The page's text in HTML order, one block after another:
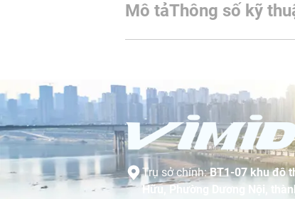
Mô tảThông số kỹ
Trụ sở chính:BT1-07 khu đô
Hữu, Phường Dương Nội,